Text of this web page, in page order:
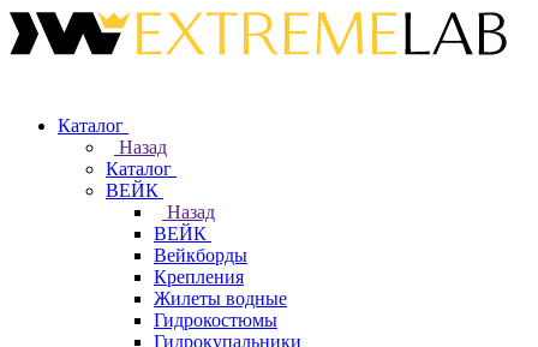
Каталог
Назад
Каталог
ВЕЙК
Назад
ВЕЙК
Вейкборды
Крепления
Жилеты водные
Гидрокостюмы
Гидрокупальники